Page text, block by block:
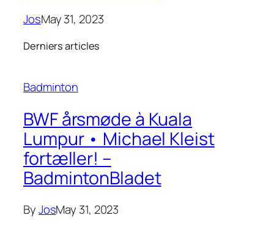
JosMay 31, 2023
Derniers articles
Badminton
BWF årsmøde à Kuala
Lumpur • Michael Kleist
fortæller! –
BadmintonBladet
ByJosMay 31, 2023